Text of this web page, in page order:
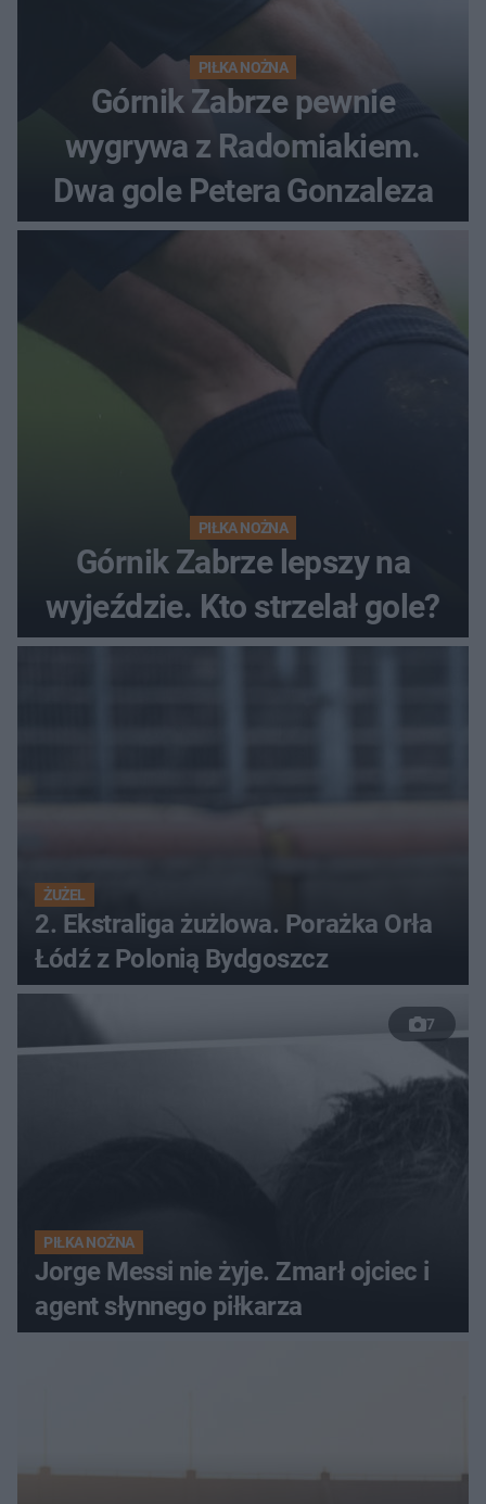
PIŁKA NOŻNA
Górnik Zabrze pewnie
wygrywa z Radomiakiem.
Dwa gole Petera Gonzaleza
PIŁKA NOŻNA
Górnik Zabrze lepszy na
wyjeździe. Kto strzelał gole?
ŻUŻEL
2. Ekstraliga żużlowa. Porażka Orła
Łódź z Polonią Bydgoszcz
7
PIŁKA NOŻNA
Jorge Messi nie żyje. Zmarł ojciec i
agent słynnego piłkarza